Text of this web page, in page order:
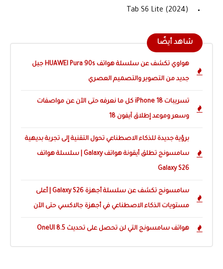
Tab S6 Lite (2024)
شاهد أيضًا
هواوي تكشف عن سلسلة هواتف HUAWEI Pura 90s جيل
جديد من التصوير والتصميم العصري
تسريبات iPhone 18 كل ما نعرفه حتى الآن عن مواصفات
وسعر وموعد إطلاق آيفون 18
برؤية جديدة للذكاء الاصطناعي تحول التقنية إلى تجربة بديهية
سامسونج تطلق أيقونة هواتف Galaxy | سلسلة هواتف
Galaxy S26
سامسونج تكشف عن سلسلة أجهزة Galaxy S26 | أعلى
مستويات الذكاء الاصطناعي في أجهزة جالاكسي حتى الآن
هواتف سامسونج التي لن تحصل على تحديث OneUI 8.5